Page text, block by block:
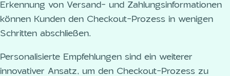
Erkennung von Versand- und Zahlungsinformationen
können Kunden den Checkout-Prozess in wenigen
Schritten abschließen.
Personalisierte Empfehlungen sind ein weiterer
innovativer Ansatz, um den Checkout-Prozess zu